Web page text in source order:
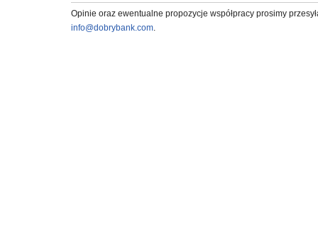
Opinie oraz ewentualne propozycje współpracy prosimy
info@dobrybank.com.